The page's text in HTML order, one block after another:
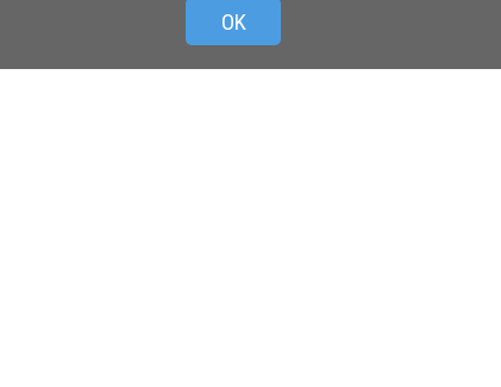
OK